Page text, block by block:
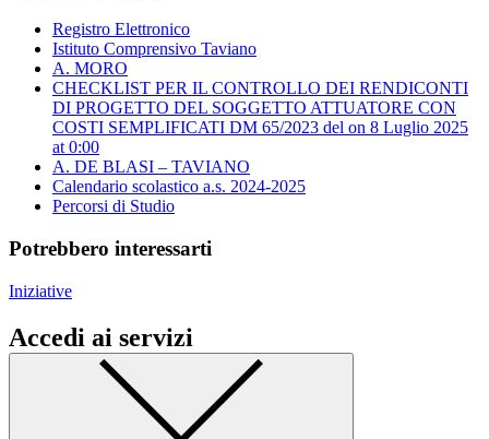
Registro Elettronico
Istituto Comprensivo Taviano
A. MORO
CHECKLIST PER IL CONTROLLO DEI RENDICONTI
DI PROGETTO DEL SOGGETTO ATTUATORE CON
COSTI SEMPLIFICATI DM 65/2023 del ​on 8 Luglio 2025
at 0:00
A. DE BLASI – TAVIANO
Calendario scolastico a.s. 2024-2025
Percorsi di Studio
Potrebbero interessarti
Iniziative
Accedi ai servizi